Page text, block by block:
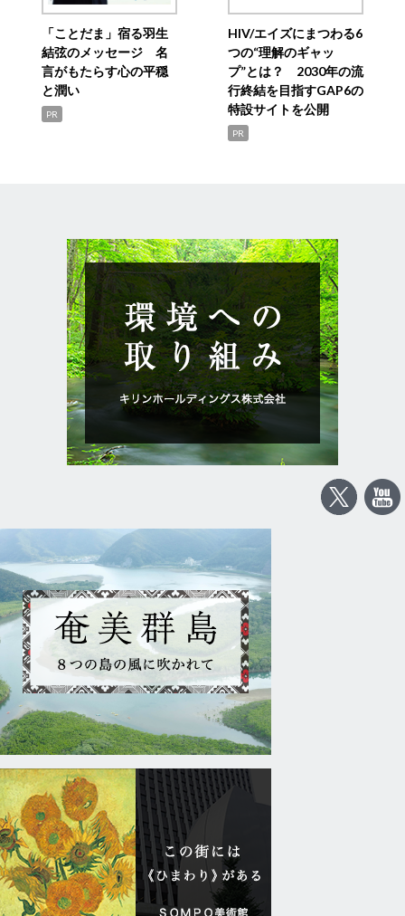
「ことだま」宿る羽生
結弦のメッセージ 名
言がもたらす心の平穏
と潤い
PR
HIV/エイズにまつわる6
つの“理解のギャッ
プ”とは？ 2030年の流
行終結を目指すGAP6の
特設サイトを公開
PR